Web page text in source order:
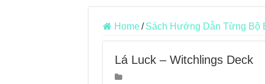
Konxari Cards –
Journey Of Love
Home / Sách Hướng Dẫn Từng Bộ
Lá Luck – Witchlings Deck